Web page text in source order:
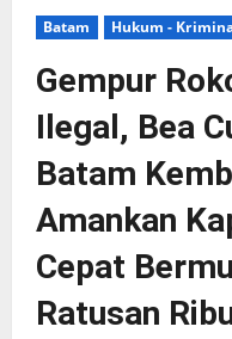
Batam Hukum -
Gempur
Ilegal, Bea
Batam
Amankan
Cepat
Ratusan